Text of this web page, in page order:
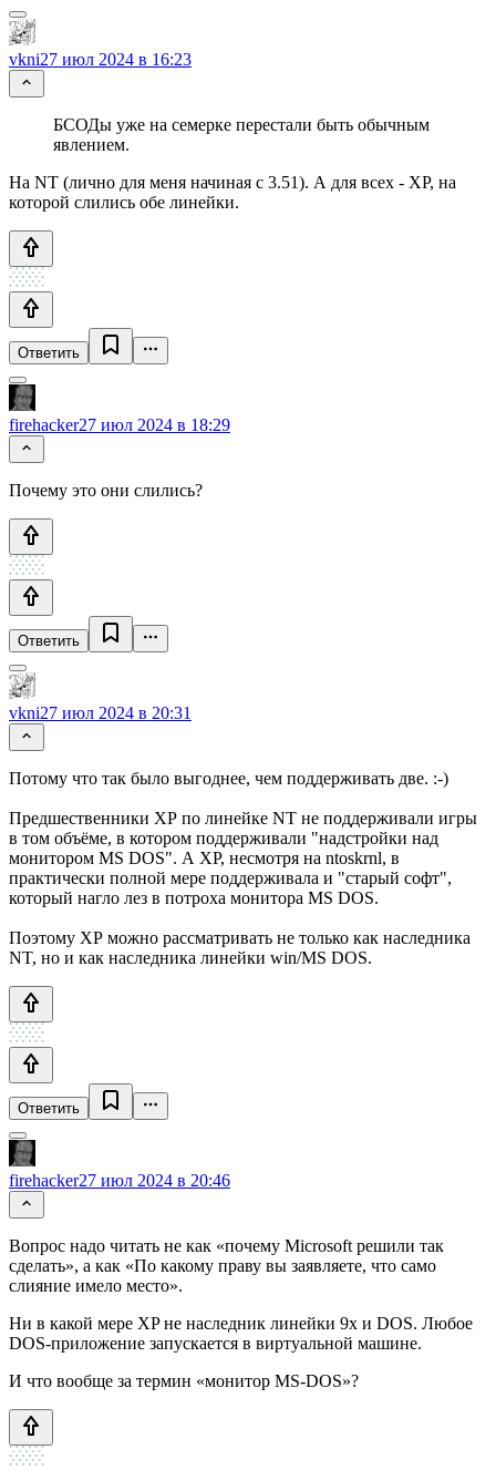
vkni27 июл 2024 в 16:23
БСОДы уже на семерке перестали быть обычным
явлением.
На NT (лично для меня начиная с 3.51). А для всех - XP, на
которой слились обе линейки.
Ответить
firehacker27 июл 2024 в 18:29
Почему это они слились?
Ответить
vkni27 июл 2024 в 20:31
Потому что так было выгоднее, чем поддерживать две. :-)
Предшественники ХР по линейке NT не поддерживали игры
в том объёме, в котором поддерживали "надстройки над
монитором MS DOS". А XP, несмотря на ntoskrnl, в
практически полной мере поддерживала и "старый софт",
который нагло лез в потроха монитора MS DOS.
Поэтому ХР можно рассматривать не только как наследника
NT, но и как наследника линейки win/MS DOS.
Ответить
firehacker27 июл 2024 в 20:46
Вопрос надо читать не как «почему Microsoft решили так
сделать», а как «По какому праву вы заявляете, что само
слияние имело место».
Ни в какой мере XP не наследник линейки 9x и DOS. Любое
DOS-приложение запускается в виртуальной машине.
И что вообще за термин «монитор MS-DOS»?